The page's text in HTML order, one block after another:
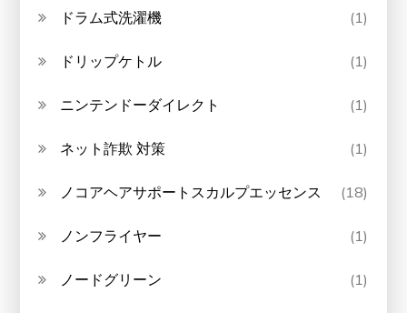
ドラム式洗濯機 (1)
ドリップケトル (1)
ニンテンドーダイレクト (1)
ネット詐欺 対策 (1)
ノコアヘアサポートスカルプエッセンス (18)
ノンフライヤー (1)
ノードグリーン (1)